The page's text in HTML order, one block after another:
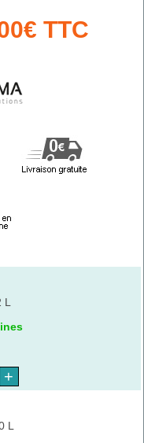
TTC
L
+
L